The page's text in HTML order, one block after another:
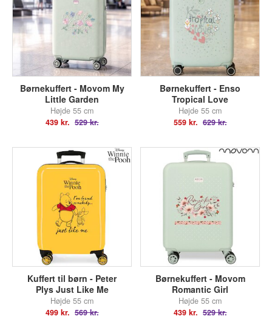
Børnekuffert - Movom My
Little Garden
Højde 55 cm
439 kr. 529 kr.
Børnekuffert - Enso
Tropical Love
Højde 55 cm
559 kr. 629 kr.
Kuffert til børn - Peter
Plys Just Like Me
Højde 55 cm
499 kr. 569 kr.
Børnekuffert - Movom
Romantic Girl
Højde 55 cm
439 kr. 529 kr.